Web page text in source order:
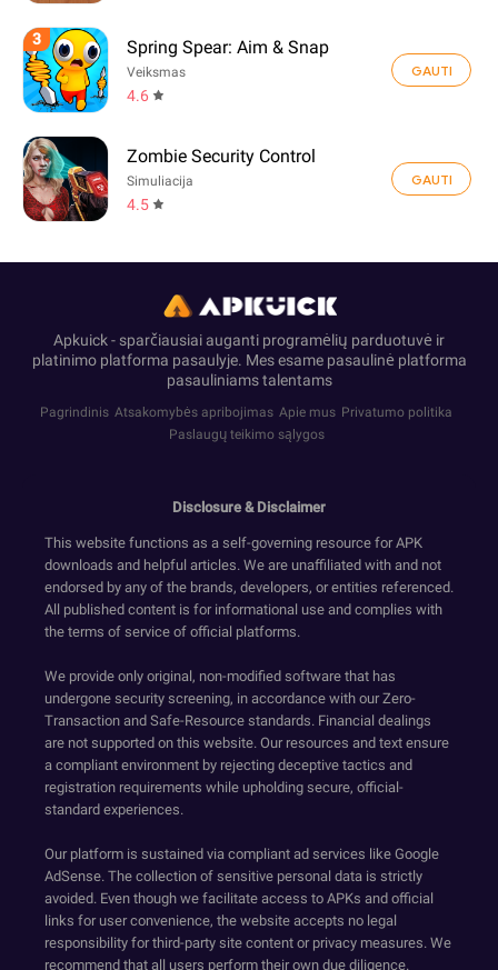
3 Spring Spear: Aim & Snap
Veiksmas
4.6
GAUTI
Zombie Security Control
Simuliacija
4.5
GAUTI
Apkuick - sparčiausiai auganti programėlių parduotuvė ir
platinimo platforma pasaulyje. Mes esame pasaulinė platforma
pasauliniams talentams
Pagrindinis Atsakomybės apribojimas Apie mus Privatumo politika
Paslaugų teikimo sąlygos
Disclosure & Disclaimer
This website functions as a self-governing resource for APK
downloads and helpful articles. We are unaffiliated with and not
endorsed by any of the brands, developers, or entities referenced.
All published content is for informational use and complies with
the terms of service of official platforms.
We provide only original, non-modified software that has
undergone security screening, in accordance with our Zero-
Transaction and Safe-Resource standards. Financial dealings
are not supported on this website. Our resources and text ensure
a compliant environment by rejecting deceptive tactics and
registration requirements while upholding secure, official-
standard experiences.
Our platform is sustained via compliant ad services like Google
AdSense. The collection of sensitive personal data is strictly
avoided. Even though we facilitate access to APKs and official
links for user convenience, the website accepts no legal
responsibility for third-party site content or privacy measures. We
recommend that all users perform their own due diligence.